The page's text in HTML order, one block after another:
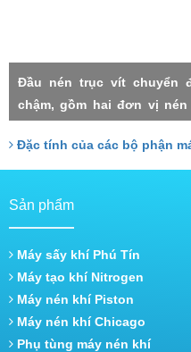
Đầu nén trục vít chuyển
chậm, gồm hai đơn vị
thấp, thất thoát nhỏ, Hai
xuất tương đồng, do đó
Đặc tính của các bộ phận
Sản phẩm
Máy sấy khí Phú Tín
Máy tạo khí Nitrogen
Máy nén khí Piston
Máy nén khí Chicago
Phụ tùng máy nén khí